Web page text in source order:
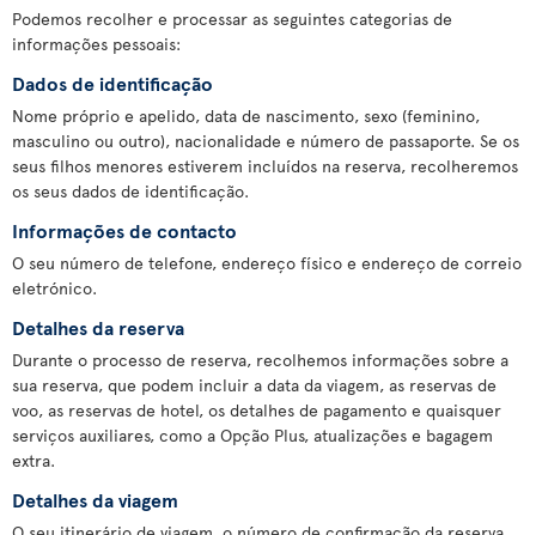
Podemos recolher e processar as seguintes categorias de
informações pessoais:
Dados de identificação
Nome próprio e apelido, data de nascimento, sexo (feminino,
masculino ou outro), nacionalidade e número de passaporte. Se os
seus filhos menores estiverem incluídos na reserva, recolheremos
os seus dados de identificação.
Informações de contacto
O seu número de telefone, endereço físico e endereço de correio
eletrónico.
Detalhes da reserva
Durante o processo de reserva, recolhemos informações sobre a
sua reserva, que podem incluir a data da viagem, as reservas de
voo, as reservas de hotel, os detalhes de pagamento e quaisquer
serviços auxiliares, como a Opção Plus, atualizações e bagagem
extra.
Detalhes da viagem